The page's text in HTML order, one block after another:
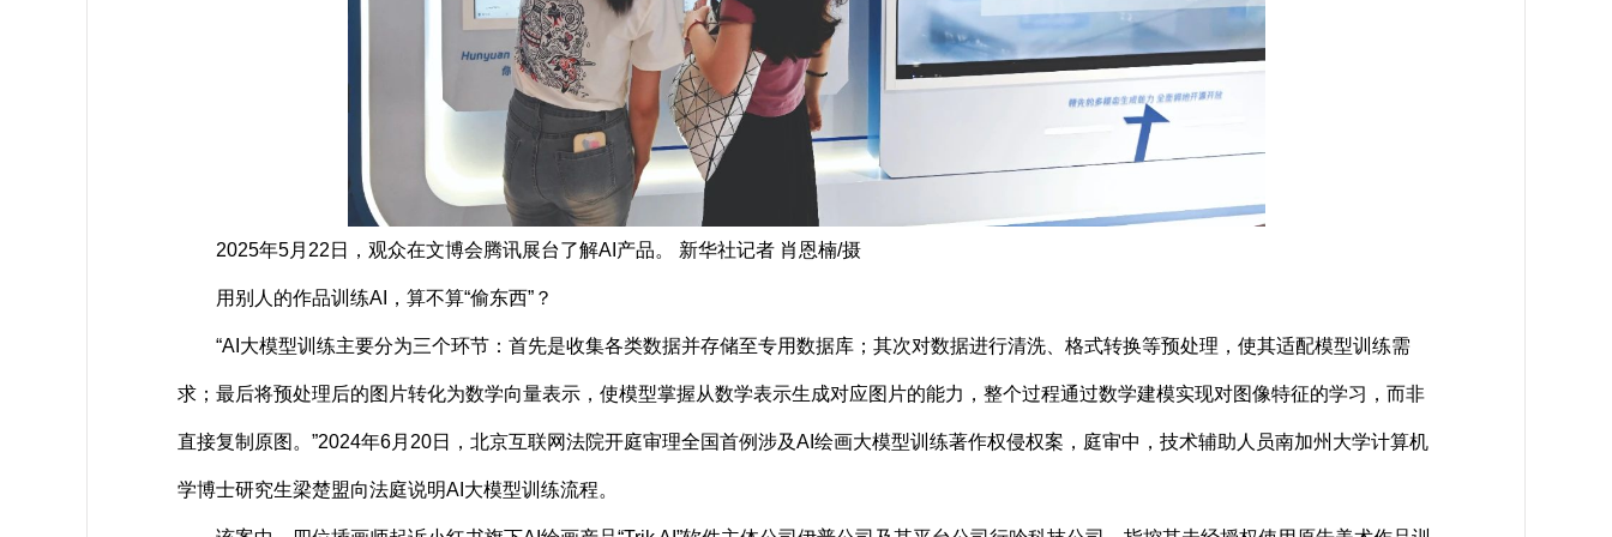
2025年5月22日，观众在文博会腾讯展台了解AI产品。 新华社记者 肖恩楠/摄
用别人的作品训练AI，算不算“偷东西”？
“AI大模型训练主要分为三个环节：首先是收集各类数据并存储至专用数据库；其次对数据进行清洗、格式转换等预处理，使其适配模型训练需
求；最后将预处理后的图片转化为数学向量表示，使模型掌握从数学表示生成对应图片的能力，整个过程通过数学建模实现对图像特征的学习，而非
直接复制原图。”2024年6月20日，北京互联网法院开庭审理全国首例涉及AI绘画大模型训练著作权侵权案，庭审中，技术辅助人员南加州大学计算机
学博士研究生梁楚盟向法庭说明AI大模型训练流程。